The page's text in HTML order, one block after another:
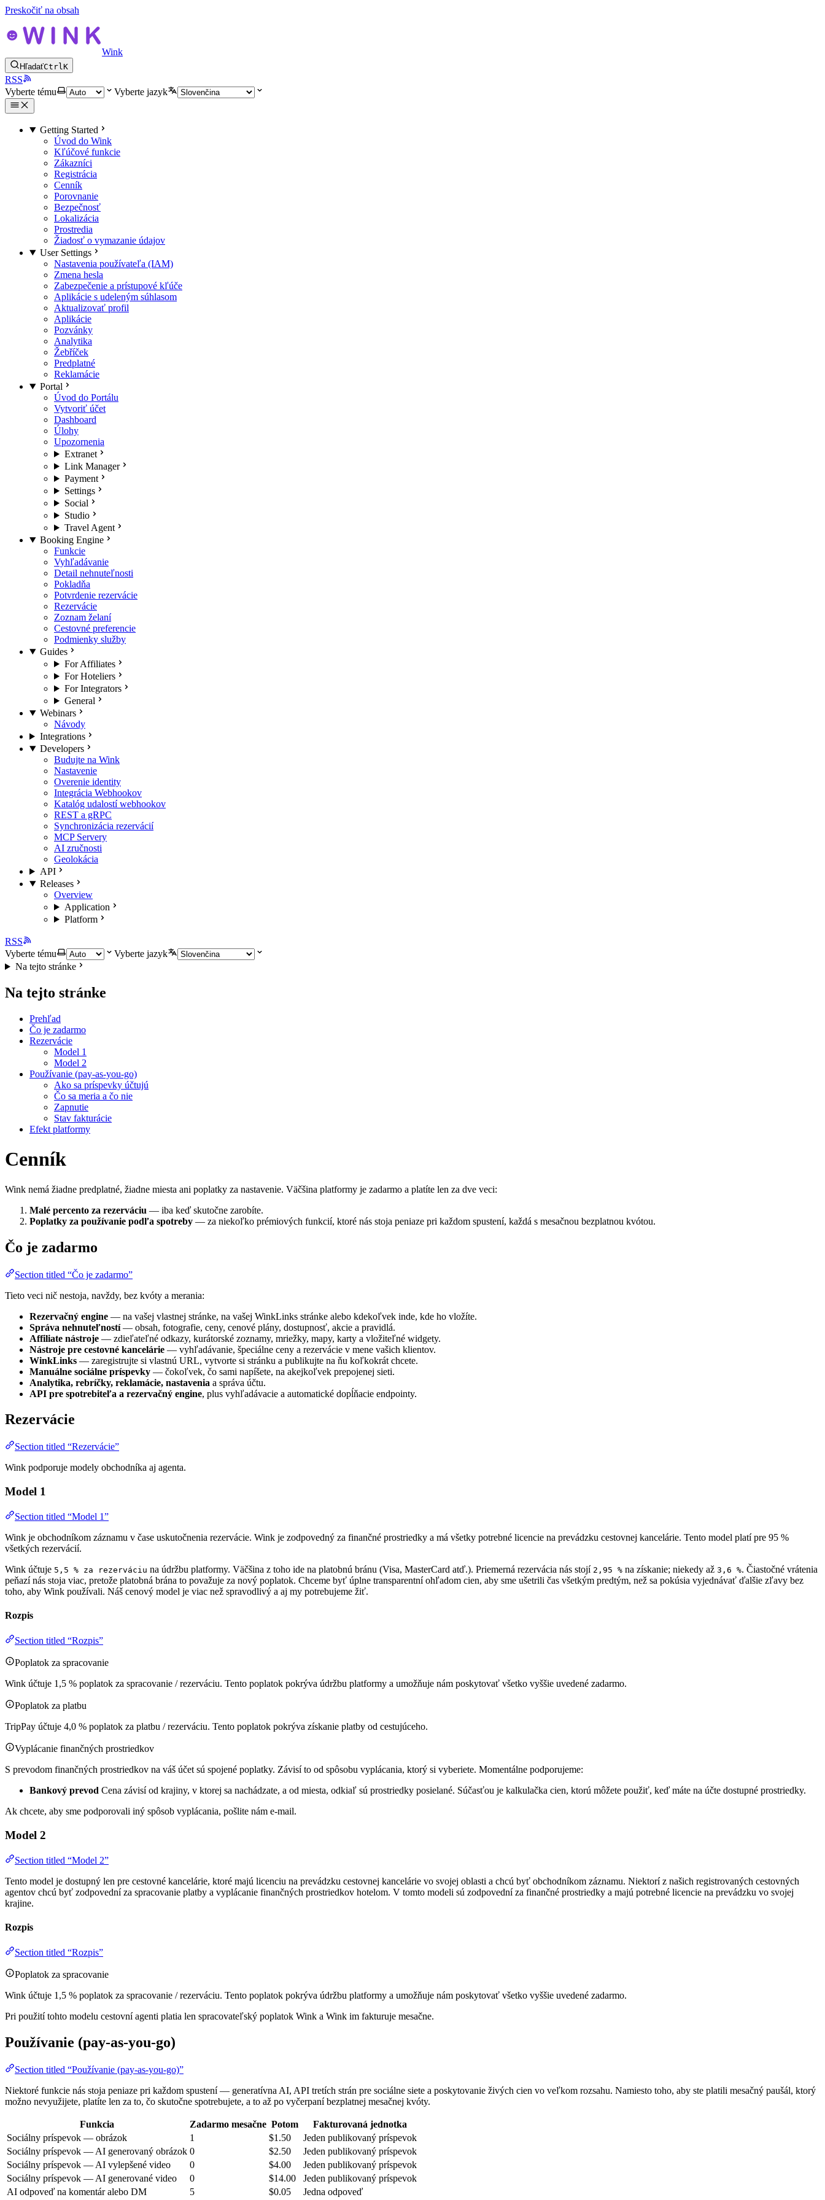
Preskočiť na obsah
Wink
HľadaťCtrlK
RSS
Vyberte tému
Vyberte jazyk
Getting Started
Úvod do Wink
Kľúčové funkcie
Zákazníci
Registrácia
Cenník
Porovnanie
Bezpečnosť
Lokalizácia
Prostredia
Žiadosť o vymazanie údajov
User Settings
Nastavenia používateľa (IAM)
Zmena hesla
Zabezpečenie a prístupové kľúče
Aplikácie s udeleným súhlasom
Aktualizovať profil
Aplikácie
Pozvánky
Analytika
Žebříček
Predplatné
Reklamácie
Portal
Úvod do Portálu
Vytvoriť účet
Dashboard
Úlohy
Upozornenia
Extranet
Link Manager
Payment
Settings
Social
Studio
Travel Agent
Booking Engine
Funkcie
Vyhľadávanie
Detail nehnuteľnosti
Pokladňa
Potvrdenie rezervácie
Rezervácie
Zoznam želaní
Cestovné preferencie
Podmienky služby
Guides
For Affiliates
For Hoteliers
For Integrators
General
Webinars
Návody
Integrations
Developers
Budujte na Wink
Nastavenie
Overenie identity
Integrácia Webhookov
Katalóg udalostí webhookov
REST a gRPC
Synchronizácia rezervácií
MCP Servery
AI zručnosti
Geolokácia
API
Releases
Overview
Application
Platform
RSS
Vyberte tému
Vyberte jazyk
Na tejto stránke
Na tejto stránke
Prehľad
Čo je zadarmo
Rezervácie
Model 1
Model 2
Používanie (pay-as-you-go)
Ako sa príspevky účtujú
Čo sa meria a čo nie
Zapnutie
Stav fakturácie
Efekt platformy
Cenník
Wink nemá žiadne predplatné, žiadne miesta ani poplatky za nastavenie. Väčšina platformy je zadarmo a platíte len za dve veci:
Malé percento za rezerváciu — iba keď skutočne zarobíte.
Poplatky za používanie podľa spotreby — za niekoľko prémiových funkcií, ktoré nás stoja peniaze pri každom spustení, každá s mesačnou bezplatnou kvótou.
Čo je zadarmo
Section titled “Čo je zadarmo”
Tieto veci nič nestoja, navždy, bez kvóty a merania:
Rezervačný engine — na vašej vlastnej stránke, na vašej WinkLinks stránke alebo kdekoľvek inde, kde ho vložíte.
Správa nehnuteľností— obsah, fotografie, ceny, cenové plány, dostupnosť, akcie a pravidlá.
Affiliate nástroje — zdieľateľné odkazy, kurátorské zoznamy, mriežky, mapy, karty a vložiteľné widgety.
Nástroje pre cestovné kancelárie — vyhľadávanie, špeciálne ceny a rezervácie v mene vašich klientov.
WinkLinks — zaregistrujte si vlastnú URL, vytvorte si stránku a publikujte na ňu koľkokrát chcete.
Manuálne sociálne príspevky — čokoľvek, čo sami napíšete, na akejkoľvek prepojenej sieti.
Analytika, rebríčky, reklamácie, nastavenia a správa účtu.
API pre spotrebiteľa a rezervačný engine, plus vyhľadávacie a automatické dopĺňacie endpointy.
Rezervácie
Section titled “Rezervácie”
Wink podporuje modely obchodníka aj agenta.
Model 1
Section titled “Model 1”
Wink je obchodníkom záznamu v čase uskutočnenia rezervácie. Wink je zodpovedný za finančné prostriedky a má všetky potrebné licencie na prevádzku cestovnej kancelárie. Tento model platí pre 95 %
všetkých rezervácií.
Wink účtuje 5,5 % za rezerváciu na údržbu platformy. Väčšina z toho ide na platobnú bránu (Visa, MasterCard atď.). Priemerná rezervácia nás stojí 2,95 % na získanie; niekedy až 3,6 %. Čiastočné vrátenia
peňazí nás stoja viac, pretože platobná brána to považuje za nový poplatok. Chceme byť úplne transparentní ohľadom cien, aby sme ušetrili čas všetkým predtým, než sa pokúsia vyjednávať ďalšie zľavy bez
toho, aby Wink používali. Náš cenový model je viac než spravodlivý a aj my potrebujeme žiť.
Rozpis
Section titled “Rozpis”
Poplatok za spracovanie
Wink účtuje 1,5 % poplatok za spracovanie / rezerváciu. Tento poplatok pokrýva údržbu platformy a umožňuje nám poskytovať všetko vyššie uvedené zadarmo.
Poplatok za platbu
TripPay účtuje 4,0 % poplatok za platbu / rezerváciu. Tento poplatok pokrýva získanie platby od cestujúceho.
Vyplácanie finančných prostriedkov
S prevodom finančných prostriedkov na váš účet sú spojené poplatky. Závisí to od spôsobu vyplácania, ktorý si vyberiete. Momentálne podporujeme:
Bankový prevod Cena závisí od krajiny, v ktorej sa nachádzate, a od miesta, odkiaľ sú prostriedky posielané. Súčasťou je kalkulačka cien, ktorú môžete použiť, keď máte na účte dostupné prostriedky.
Ak chcete, aby sme podporovali iný spôsob vyplácania, pošlite nám e-mail.
Model 2
Section titled “Model 2”
Tento model je dostupný len pre cestovné kancelárie, ktoré majú licenciu na prevádzku cestovnej kancelárie vo svojej oblasti a chcú byť obchodníkom záznamu. Niektorí z našich registrovaných cestovných
agentov chcú byť zodpovední za spracovanie platby a vyplácanie finančných prostriedkov hotelom. V tomto modeli sú zodpovední za finančné prostriedky a majú potrebné licencie na prevádzku vo svojej
krajine.
Rozpis
Section titled “Rozpis”
Poplatok za spracovanie
Wink účtuje 1,5 % poplatok za spracovanie / rezerváciu. Tento poplatok pokrýva údržbu platformy a umožňuje nám poskytovať všetko vyššie uvedené zadarmo.
Pri použití tohto modelu cestovní agenti platia len spracovateľský poplatok Wink a Wink im fakturuje mesačne.
Používanie (pay-as-you-go)
Section titled “Používanie (pay-as-you-go)”
Niektoré funkcie nás stoja peniaze pri každom spustení — generatívna AI, API tretích strán pre sociálne siete a poskytovanie živých cien vo veľkom rozsahu. Namiesto toho, aby ste platili mesačný paušál, ktorý
možno nevyužijete, platíte len za to, čo skutočne spotrebujete, a to až po vyčerpaní bezplatnej mesačnej kvóty.
Funkcia Zadarmo mesačne Potom
Fakturovaná jednotka
Sociálny príspevok — obrázok
1 $1.50
Jeden publikovaný príspevok
Sociálny príspevok — AI generovaný obrázok 0 $2.50
Jeden publikovaný príspevok
Sociálny príspevok — AI vylepšené video
0 $4.00
Jeden publikovaný príspevok
Sociálny príspevok — AI generované video
0 $14.00
Jeden publikovaný príspevok
AI odpoveď na komentár alebo DM
5 $0.05 Jedna odpoveď